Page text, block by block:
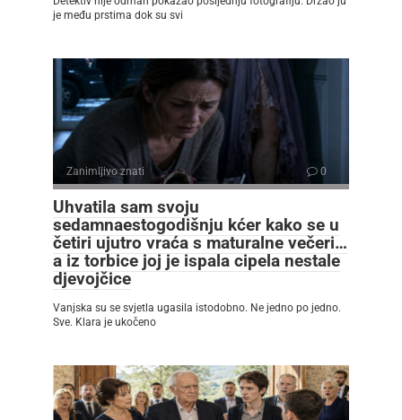
je među prstima dok su svi
Zanimljivo znati 0
Uhvatila sam svoju
sedamnaestogodišnju kćer kako se u
četiri ujutro vraća s maturalne večeri…
a iz torbice joj je ispala cipela nestale
djevojčice
Vanjska su se svjetla ugasila istodobno. Ne jedno po jedno.
Sve. Klara je ukočeno